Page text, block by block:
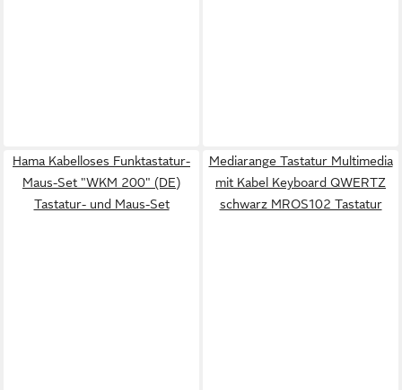
Hama Kabelloses Funktastatur-
Maus-Set "WKM 200" (DE)
Tastatur- und Maus-Set
Mediarange Tastatur Multimedia
mit Kabel Keyboard QWERTZ
schwarz MROS102 Tastatur